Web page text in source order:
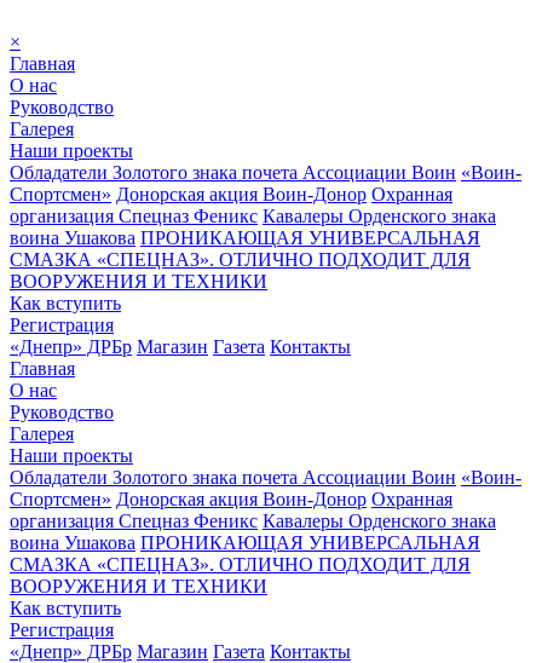
×
Главная
О нас
Руководство
Галерея
Наши проекты
Обладатели Золотого знака почета Ассоциации Воин «Воин-
Спортсмен» Донорская акция Воин-Донор Охранная
организация Спецназ Феникс Кавалеры Орденского знака
воина Ушакова ПРОНИКАЮЩАЯ УНИВЕРСАЛЬНАЯ
СМАЗКА «СПЕЦНАЗ». ОТЛИЧНО ПОДХОДИТ ДЛЯ
ВООРУЖЕНИЯ И ТЕХНИКИ
Как вступить
Регистрация
«Днепр» ДРБр Магазин Газета Контакты
Главная
О нас
Руководство
Галерея
Наши проекты
Обладатели Золотого знака почета Ассоциации Воин «Воин-
Спортсмен» Донорская акция Воин-Донор Охранная
организация Спецназ Феникс Кавалеры Орденского знака
воина Ушакова ПРОНИКАЮЩАЯ УНИВЕРСАЛЬНАЯ
СМАЗКА «СПЕЦНАЗ». ОТЛИЧНО ПОДХОДИТ ДЛЯ
ВООРУЖЕНИЯ И ТЕХНИКИ
Как вступить
Регистрация
«Днепр» ДРБр Магазин Газета Контакты